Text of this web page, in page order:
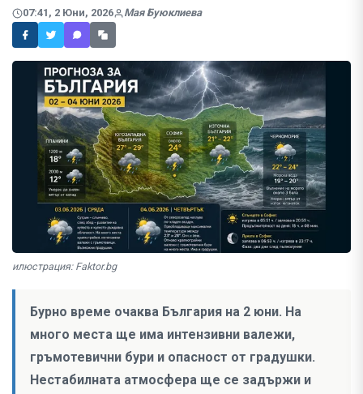
07:41, 2 Юни, 2026 Мая Буюклиева
илюстрация: Faktor.bg
Бурно време очаква България на 2 юни. На
много места ще има интензивни валежи,
гръмотевични бури и опасност от градушки.
Нестабилната атмосфера ще се задържи и